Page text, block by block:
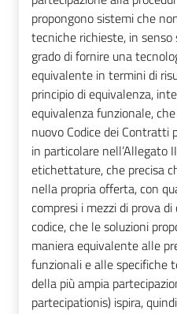
propongono sistemi che
tecniche richieste, in
grado di fornire una
equivalente in termini di
principio di equivalenza,
equivalenza funzionale,
nuovo Codice dei Contratti
in particolare nell’Allegato
etichettature, che precisa
nella propria offerta, con
compresi i mezzi di prova
codice, che le soluzioni
maniera equivalente alle
funzionali e alle specifiche
della più ampia
partecipationis) ispira,